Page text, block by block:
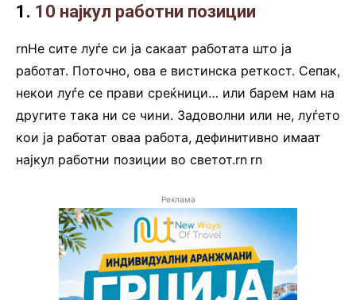
1. 10 најкул работни позиции
rnНе сите луѓе си ја сакаат работата што ја
работат. Поточно, ова е вистинска реткост. Сепак,
некои луѓе се прави среќници… или барем нам на
другите така ни се чини. Задоволни или не, луѓето
кои ја работат оваа работа, дефинитивно имаат
најкул работни позиции во светот.rn rn
Реклама